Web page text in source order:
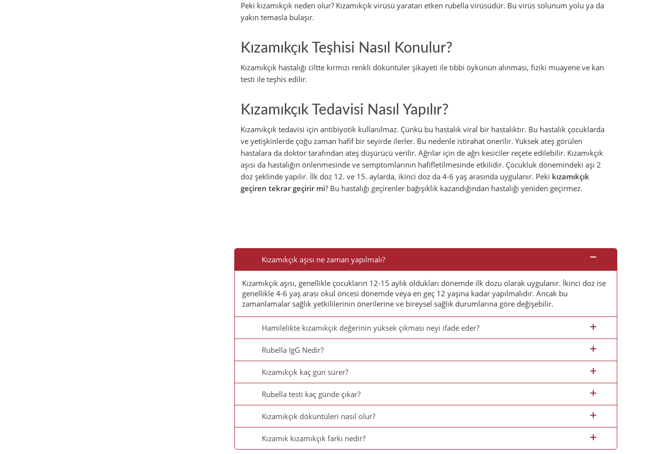
Peki kızamıkçık neden olur? Kızamıkçık virüsü yaratan etken rubella virüsüdür. Bu virüs solunum yolu ya da
yakın temasla bulaşır.
Kızamıkçık Teşhisi Nasıl Konulur?
Kızamıkçık hastalığı ciltte kırmızı renkli döküntüler şikayeti ile tıbbi öykünün alınması, fiziki muayene ve kan
testi ile teşhis edilir.
Kızamıkçık Tedavisi Nasıl Yapılır?
Kızamıkçık tedavisi için antibiyotik kullanılmaz. Çünkü bu hastalık viral bir hastalıktır. Bu hastalık çocuklarda
ve yetişkinlerde çoğu zaman hafif bir seyirde ilerler. Bu nedenle istirahat önerilir. Yüksek ateş görülen
hastalara da doktor tarafından ateş düşürücü verilir. Ağrılar için de ağrı kesiciler reçete edilebilir. Kızamıkçık
aşısı da hastalığın önlenmesinde ve semptomlarının hafifletilmesinde etkilidir. Çocukluk dönemindeki aşı 2
doz şeklinde yapılır. İlk doz 12. ve 15. aylarda, ikinci doz da 4-6 yaş arasında uygulanır. Peki kızamıkçık
geçiren tekrar geçirir mi? Bu hastalığı geçirenler bağışıklık kazandığından hastalığı yeniden geçirmez.
Sorulan
Sorular
Kızamıkçık aşısı ne zaman yapılmalı?
Kızamıkçık aşısı, genellikle çocukların 12-15 aylık oldukları dönemde ilk dozu olarak uygulanır. İkinci doz ise
genellikle 4-6 yaş arası okul öncesi dönemde veya en geç 12 yaşına kadar yapılmalıdır. Ancak bu
zamanlamalar sağlık yetkililerinin önerilerine ve bireysel sağlık durumlarına göre değişebilir.
Hamilelikte kızamıkçık değerinin yüksek çıkması neyi ifade eder?
Rubella IgG Nedir?
Kızamıkçık kaç gün sürer?
Rubella testi kaç günde çıkar?
Kızamıkçık döküntüleri nasıl olur?
Kızamık kızamıkçık farkı nedir?